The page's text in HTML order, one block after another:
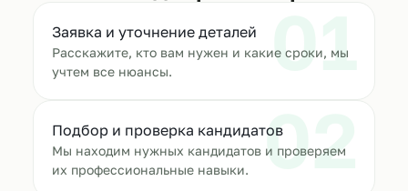
01
Заявка и уточнение деталей
Расскажите, кто вам нужен и какие сроки, мы
учтем все нюансы.
02
Подбор и проверка кандидатов
Мы находим нужных кандидатов и проверяем
их профессиональные навыки.